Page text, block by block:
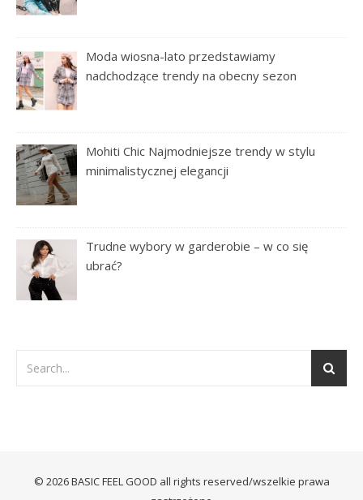
Moda wiosna-lato przedstawiamy
nadchodzące trendy na obecny sezon
Mohiti Chic Najmodniejsze trendy w stylu
minimalistycznej elegancji
Trudne wybory w garderobie – w co się
ubrać?
© 2026 BASIC FEEL GOOD all rights reserved/wszelkie prawa